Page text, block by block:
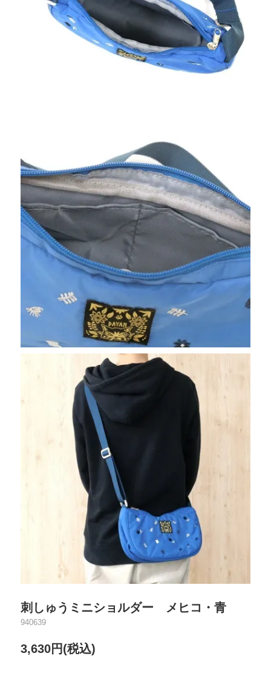
刺しゅうミニショルダー メヒコ・青
940639
3,630円(税込)